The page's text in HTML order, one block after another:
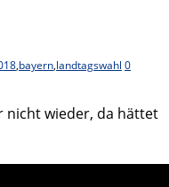
,bayern,landtagswahl 0
wieder, da hättet